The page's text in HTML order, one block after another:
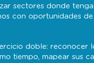
sectores donde
con oportunidades
doble: reconocer
tiempo, mapear sus